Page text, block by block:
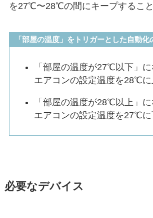
を27℃〜28℃の間にキープすること
「部屋の温度」をトリガーとした自動化
「部屋の温度が27℃以下」に
エアコンの設定温度を28℃に
「部屋の温度が28℃以上」に
エアコンの設定温度を27℃に
必要なデバイス